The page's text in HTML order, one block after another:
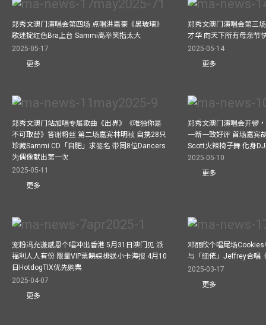
郑秀文澳门演唱会第四场 点唱洪嘉豪《黑玻璃》
歌迷掟红色Bra上台 Sammi高举笑指太大
2025-05-17
更多
郑秀文澳门演唱会第三
才华 向天下所有母亲节
2025-05-14
更多
郑秀文澳门站加唱专属歌曲《出界》《唯独你是
不可取替》答谢粉丝 第二场嘉宾林明祯 自携28只
珍藏Sammi CD「自肥」求签名 带同8位Dancers
为偶像献出第一次
2025-05-11
更多
郑秀文澳门演唱会开锣
一新一致好评 首场嘉宾
Scott火辣椅子舞 化身
2025-05-10
更多
宠粉冯允谦感恩个唱冲出香港 5月31日澳门见 派
福利人人有份 限量VIP票睇綵排送小卡海报 4月10
日HotdogTIX优先购票
2025-04-07
更多
邓丽欣个唱尾场
与「细佬」Jeffrey合唱
2025-03-17
更多